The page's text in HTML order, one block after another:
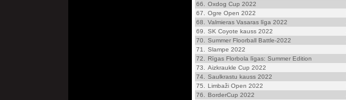
66.
Oxdog Cup 2022
67.
Ogre Open 2022
68.
Valmieras Vasaras līga 2022
69.
SK Coyote kauss 2022
70.
Summer Floorball Battle-2022
71.
Slampe 2022
72.
Rīgas Florbola līgas: Summer Edition
73.
Aizkraukle Cup 2022
74.
Saulkrastu kauss 2022
75.
Limbaži Open 2022
76.
BorderCup 2022